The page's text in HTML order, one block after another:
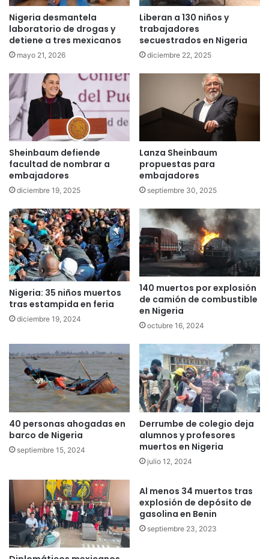
Nigeria desmantela
laboratorio de drogas y
detiene a tres mexicanos
mayo 21, 2026
Liberan a 130 niños y
trabajadores
secuestrados en Nigeria
diciembre 22, 2025
Sheinbaum defiende
facultad de nombrar a
embajadores
diciembre 19, 2025
Lanza Sheinbaum
propuestas para
embajadores
septiembre 30, 2025
Nigeria: 35 niños muertos
tras estampida en feria
diciembre 19, 2024
140 muertos por explosión
de camión de combustible
en Nigeria
octubre 16, 2024
40 personas ahogadas en
barco de Nigeria
septiembre 15, 2024
Derrumbe de colegio deja
alumnos y profesores
muertos en Nigeria
julio 12, 2024
Al menos 34 muertos tras
explosión de depósito de
gasolina en Benin
septiembre 23, 2023